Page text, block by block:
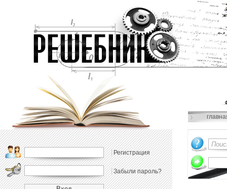
Регистрация
Забыли пароль?